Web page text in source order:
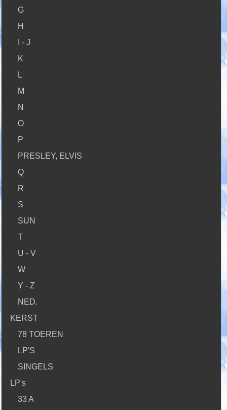
G
H
I - J
K
L
M
N
O
P
PRESLEY, ELVIS
Q
R
S
SUN
T
U - V
W
Y - Z
NED.
KERST
78 TOEREN
LP'S
SINGELS
LP's
33 A